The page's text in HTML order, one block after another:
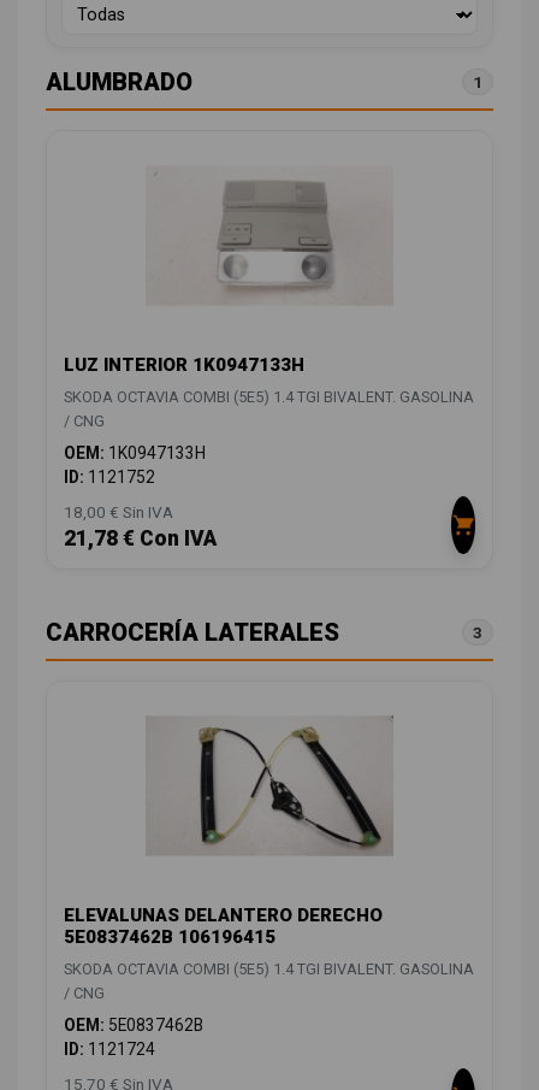
ALUMBRADO 1
LUZ INTERIOR 1K0947133H
SKODA OCTAVIA COMBI (5E5) 1.4 TGI BIVALENT. GASOLINA
/ CNG
OEM: 1K0947133H
ID: 1121752
18,00 € Sin IVA
21,78 € Con IVA
CARROCERÍA LATERALES 3
ELEVALUNAS DELANTERO DERECHO
5E0837462B 106196415
SKODA OCTAVIA COMBI (5E5) 1.4 TGI BIVALENT. GASOLINA
/ CNG
OEM: 5E0837462B
ID: 1121724
15,70 € Sin IVA